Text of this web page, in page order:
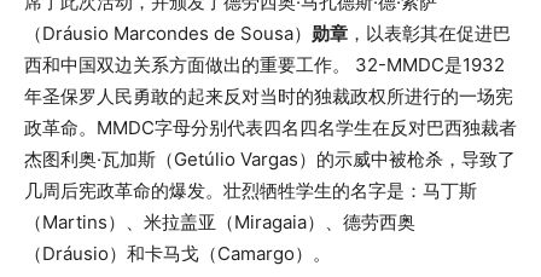
（Dráusio Marcondes de Sousa） 勋章 ，以表彰其在促进巴
西和中国双边关系方面做出的重要工作。 32-MMDC是1932
年圣保罗人民勇敢的起来反对当时的独裁政权所进行的一场宪
政革命。MMDC字母分别代表四名四名学生在反对巴西独裁者
杰图利奥·瓦加斯（Getúlio Vargas）的示威中被枪杀，导致了
几周后宪政革命的爆发。壮烈牺牲学生的名字是：马丁斯
（Martins）、米拉盖亚（Miragaia）、德劳西奥
（Dráusio）和卡马戈（Camargo）。